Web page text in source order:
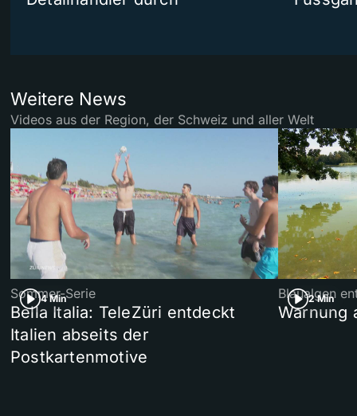
Weitere News
Videos aus der Region, der Schweiz und aller Welt
4 Min
Sommer-Serie
Bella Italia: TeleZüri entdeckt
Italien abseits der
Postkartenmotive
2 Min
Blaualgen
Warnung